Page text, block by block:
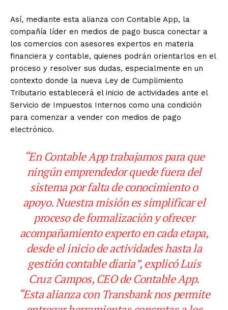
Así, mediante esta alianza con Contable App, la
compañía líder en medios de pago busca conectar a
los comercios con asesores expertos en materia
financiera y contable, quienes podrán orientarlos en el
proceso y resolver sus dudas, especialmente en un
contexto donde la nueva Ley de Cumplimiento
Tributario establecerá el inicio de actividades ante el
Servicio de Impuestos Internos como una condición
para comenzar a vender con medios de pago
electrónico.
“En Contable App trabajamos para que
ningún emprendedor quede fuera del
sistema por falta de conocimiento o
apoyo. Nuestra misión es simplificar el
proceso de formalización y ofrecer
acompañamiento experto en cada etapa,
desde el inicio de actividades hasta la
gestión contable diaria”, explicó Luis
Cruz Campos, CEO de Contable App.
“Esta alianza con Transbank nos permite